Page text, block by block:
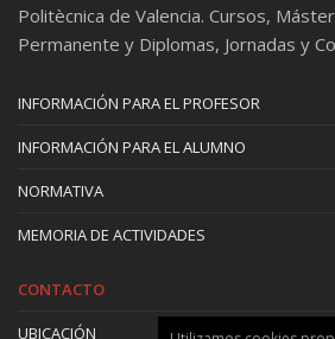
Politècnica de Valencia. Cursos,
Permanente y Diplomas, Jornadas y
INFORMACIÓN PARA EL PROFESOR
INFORMACIÓN PARA EL ALUMNO
NORMATIVA
MEMORIA DE ACTIVIDADES
CONTACTO
UBICACIÓN